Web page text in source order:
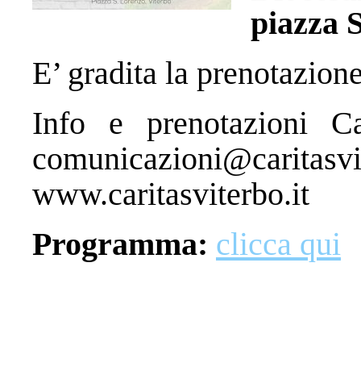
piazza
E’ gradita la
Info e prenotazioni
www.caritasviterbo.it
Programma: clicca qui